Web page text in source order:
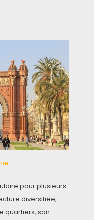
pour plusieurs
diversifiée,
quartiers, son